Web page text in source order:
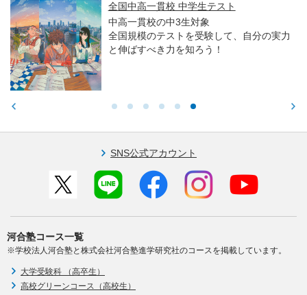
全国中高一貫校 中学生テスト
中高一貫校の中3生対象
全国規模のテストを受験して、自分の実力
と伸ばすべき力を知ろう！
SNS公式アカウント
河合塾コース一覧
※学校法人河合塾と株式会社河合塾進学研究社のコースを掲載しています。
大学受験科 （高卒生）
高校グリーンコース（高校生）